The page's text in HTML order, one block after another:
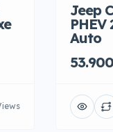
Jeep
Auto